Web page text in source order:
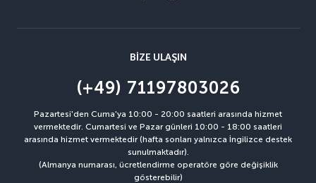
BIZE ULAŞIN
(+49) 71197803026
Pazartesi'den Cuma'ya 10:00 - 20:00 saatleri arasında hizmet
vermektedir. Cumartesi ve Pazar günleri 10:00 - 18:00 saatleri
arasında hizmet vermektedir (hafta sonları yalnızca İngilizce destek
sunulmaktadır).
(Almanya numarası, ücretlendirme operatöre göre değişiklik
gösterebilir)